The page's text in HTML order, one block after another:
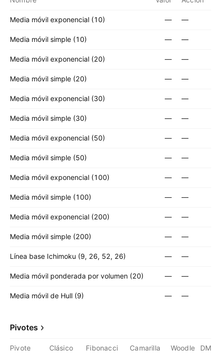
Media móvil exponencial (10) — —
Media móvil simple (10) — —
Media móvil exponencial (20) — —
Media móvil simple (20) — —
Media móvil exponencial (30) — —
Media móvil simple (30) — —
Media móvil exponencial (50) — —
Media móvil simple (50) — —
Media móvil exponencial (100) — —
Media móvil simple (100) — —
Media móvil exponencial (200) — —
Media móvil simple (200) — —
Línea base Ichimoku (9, 26, 52, 26) — —
Media móvil ponderada por volumen (20) — —
Media móvil de Hull (9) — —
Pivotes
Pivote Clásico Fibonacci Camarilla Woodle DM